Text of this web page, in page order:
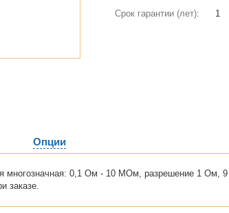
Срок гарантии (лет):
1
Опции
многозначная: 0,1 Ом - 10 МОм, разрешение 1
заказе.